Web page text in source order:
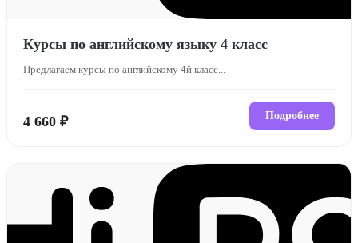
Курсы по английскому языку 4 класс
Предлагаем курсы по английскому 4й класс...
4 660 ₽ Подробнее